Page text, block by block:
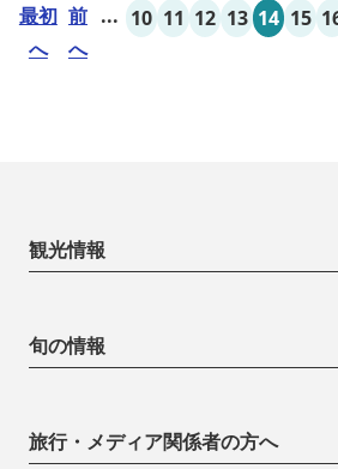
最初
へ
前
へ
... 10 11 12 13 14 15
観光情報
旬の情報
旅行・メディア関係者の方へ